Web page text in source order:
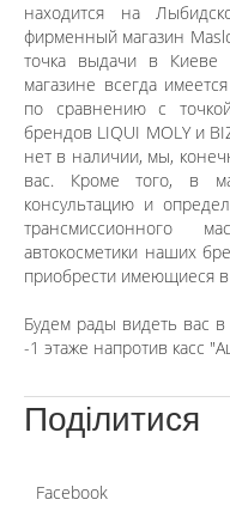
находится на
фирменный магазин
точка выдачи в
магазине всегда
по сравнению с
брендов LIQUI MOLY и
нет в наличии, мы,
вас. Кроме того, в
консультацию и
трансмиссионного
автокосметики наших
приобрести имеющиеся
Будем рады видеть вас в
-1 этаже напротив касс
Поділитися
Facebook